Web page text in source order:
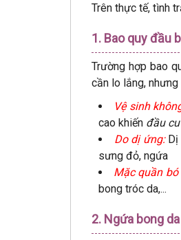
Trên thực tế, tình
1. Bao quy đầu
Trường hợp bao
cần lo lắng,
Vệ sinh
cao khiến đầu
Do dị ứng:Dị
sưng đỏ, ngứa
Mặc quần
bong tróc da,...
2. Ngứa bong